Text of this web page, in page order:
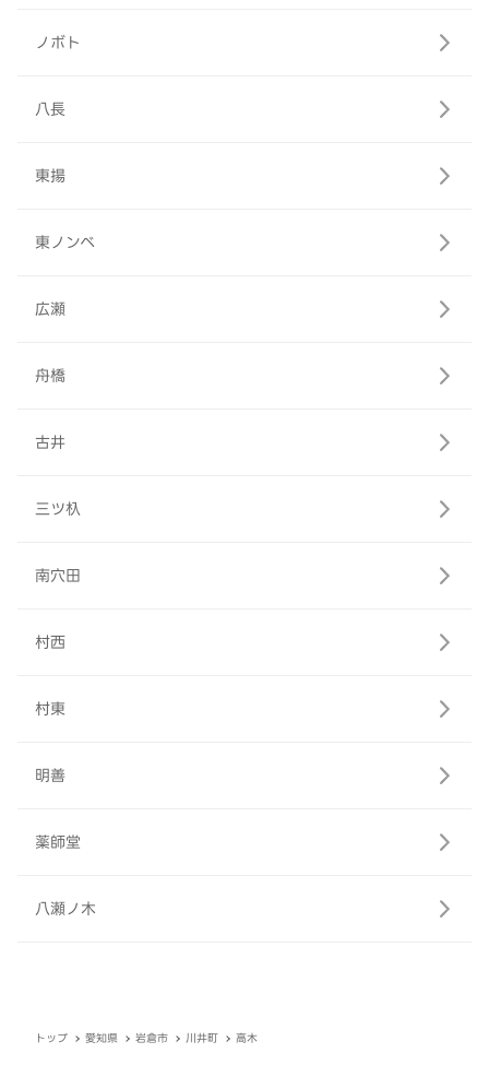
ノボト
八長
東揚
東ノンベ
広瀬
舟橋
古井
三ツ杁
南穴田
村西
村東
明善
薬師堂
八瀬ノ木
トップ 愛知県 岩倉市 川井町 高木